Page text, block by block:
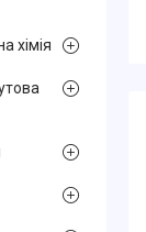
хімія